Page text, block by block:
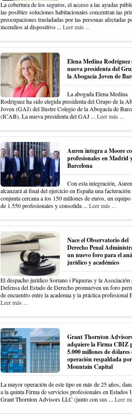
La cobertura de los seguros, el acceso a las ayudas
las posibles soluciones habitacionales concentran las
preocupaciones trasladadas por las personas afectadas
incendios al dispositivo ... Leer más ...
Elena Medina Rodríguez
nueva presidenta del
la Abogacía Joven de
La abogada Elena Medina
Rodríguez ha sido elegida presidenta del Grupo de la
Joven (GAJ) del Ilustre Colegio de la Abogacía de
(ICAB). La nueva presidenta del GAJ ... Leer más ...
Auren integra a Moore
profesionales en Madrid
Barcelona
Con esta integración, Auren
alcanzará al final del ejercicio en España una facturación
conjunta cercana a los 150 millones de euros, un equipo
de 1.550 profesionales y consolida ... Leer más ...
Nace el Observatorio del
Derecho Penal
un nuevo foro para el
jurídico y académico
El despacho jurídico Soriano i Piqueras y la Asociación
Defensa del Estado de Derecho promueven un foro
de encuentro entre la academia y la práctica profesional
Leer más ...
Grant Thornton
adquiere la Firma CBIZ
5.000 millones de dólares
operación respaldada
Mountain Capital
La mayor operación de este tipo en más de 25 años,
a la quinta Firma de servicios profesionales en Estados
Grant Thornton Advisors LLC (junto con sus ... Leer